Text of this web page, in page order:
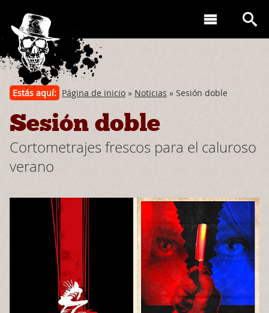
Estás aquí: Página de inicio » Noticias » Sesión doble
Sesión doble
Cortometrajes frescos para el caluroso
verano